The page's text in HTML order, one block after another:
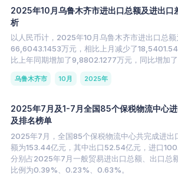
2025年10月乌鲁木齐市进出口总额及进出口
析
以人民币计，2025年10月乌鲁木齐市进出口总额
66,6043.1453万元，相比上月减少了
比上年同期增加了9,8802.1277万元，同比增加
乌鲁木齐市 10月 2025年
2025年7月及1-7月全国85个保税物流中心
及排名榜单
2025年7月，全国85个保税物流中心共完成进出
额为153.44亿元，其中出口52.54亿元，进口
分别占2025年7月一般贸易进出口总额、出口总
比例为0.39%、0.23%、0.63%。